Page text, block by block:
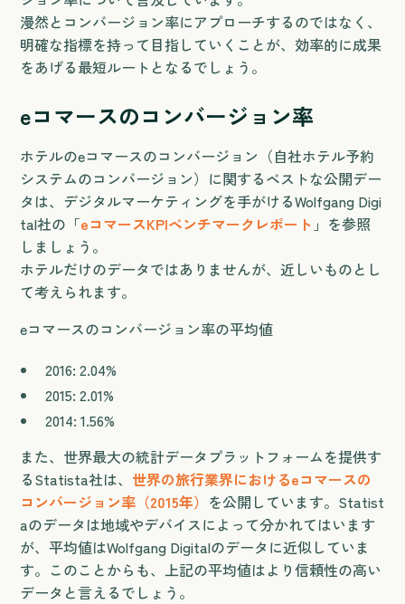
漫然とコンバージョン率にアプローチするのではなく、
明確な指標を持って目指していくことが、効率的に成果
をあげる最短ルートとなるでしょう。
eコマースのコンバージョン率
ホテルのeコマースのコンバージョン（自社ホテル予約
システムのコンバージョン）に関するベストな公開デー
タは、デジタルマーケティングを手がけるWolfgang Digi
tal社の「eコマースKPIベンチマークレポート 」を参照
しましょう。
ホテルだけのデータではありませんが、近しいものとし
て考えられます。
eコマースのコンバージョン率の平均値
2016: 2.04%
2015: 2.01%
2014: 1.56%
また、世界最大の統計データプラットフォームを提供す
るStatista社は、 世界の旅行業界におけるeコマースの
コンバージョン率（2015年） を公開しています。Statist
aのデータは地域やデバイスによって分かれてはいます
が、平均値はWolfgang Digitalのデータに近似していま
す。このことからも、上記の平均値はより信頼性の高い
データと言えるでしょう。